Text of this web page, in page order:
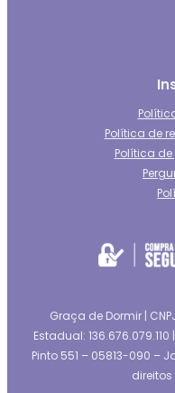
Política de
Política
Graça de Dormir |
Estadual:
Pinto 551 – 05813-090 –
direitos